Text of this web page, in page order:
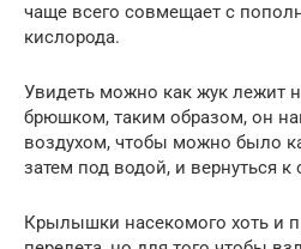
чаще всего совмещает с
кислорода.
Увидеть можно как жук лежит
брюшком, таким образом, он
воздухом, чтобы можно было
затем под водой, и вернуться к
Крылышки насекомого хоть и